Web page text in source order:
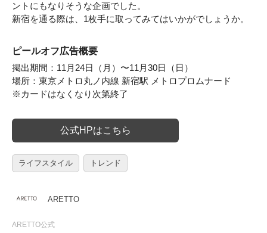
ントにもなりそうな企画でした。
新宿を通る際は、1枚手に取ってみてはいかがでしょうか。
ピールオフ広告概要
掲出期間：11月24日（月）〜11月30日（日）
場所：東京メトロ丸ノ内線 新宿駅 メトロプロムナード
※カードはなくなり次第終了
公式HPはこちら
ライフスタイル トレンド
ARETTO
ARETTO公式